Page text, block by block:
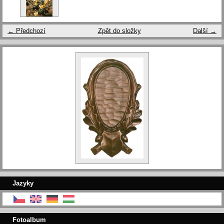
← Předchozí Další →
Zpět do složky
Jazyky
Fotoalbum